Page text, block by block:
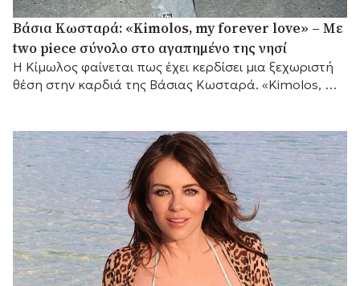
Βάσια Κωσταρά: «Kimolos, my forever love» – Με
two piece σύνολο στο αγαπημένο της νησί
Η Κίμωλος φαίνεται πως έχει κερδίσει μια ξεχωριστή
θέση στην καρδιά της Βάσιας Κωσταρά. «Kimolos, my